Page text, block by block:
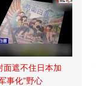
面遮不住日本加
事化”野心